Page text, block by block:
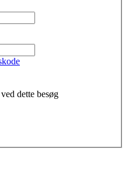
dette besøg